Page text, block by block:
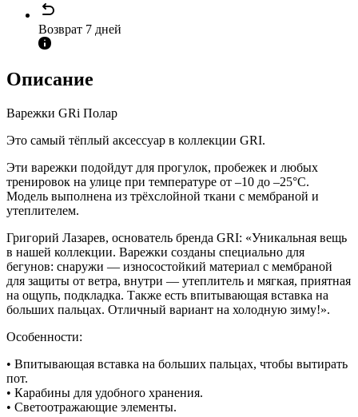
Возврат 7 дней
Описание
Варежки GRi Полар
Это самый тёплый аксессуар в коллекции GRI.
Эти варежки подойдут для прогулок, пробежек и любых
тренировок на улице при температуре от –10 до –25°С.
Модель выполнена из трёхслойной ткани с мембраной и
утеплителем.
Григорий Лазарев, основатель бренда GRI: «Уникальная вещь
в нашей коллекции. Варежки созданы специально для
бегунов: снаружи — износостойкий материал с мембраной
для защиты от ветра, внутри — утеплитель и мягкая, приятная
на ощупь, подкладка. Также есть впитывающая вставка на
больших пальцах. Отличный вариант на холодную зиму!».
Особенности:
• Впитывающая вставка на больших пальцах, чтобы вытирать
пот.
• Карабины для удобного хранения.
• Светоотражающие элементы.